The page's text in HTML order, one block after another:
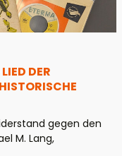
DER
gegen den
M. Lang,